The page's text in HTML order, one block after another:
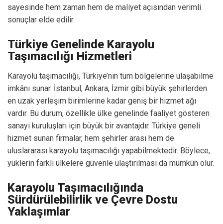
sayesinde hem zaman hem de maliyet açısından verimli
sonuçlar elde edilir.
Türkiye Genelinde Karayolu
Taşımacılığı Hizmetleri
Karayolu taşımacılığı, Türkiye’nin tüm bölgelerine ulaşabilme
imkânı sunar. İstanbul, Ankara, İzmir gibi büyük şehirlerden
en uzak yerleşim birimlerine kadar geniş bir hizmet ağı
vardır. Bu durum, özellikle ülke genelinde faaliyet gösteren
sanayi kuruluşları için büyük bir avantajdır. Türkiye geneli
hizmet sunan firmalar, hem şehirler arası hem de
uluslararası karayolu taşımacılığı yapabilmektedir. Böylece,
yüklerin farklı ülkelere güvenle ulaştırılması da mümkün olur.
Karayolu Taşımacılığında
Sürdürülebilirlik ve Çevre Dostu
Yaklaşımlar